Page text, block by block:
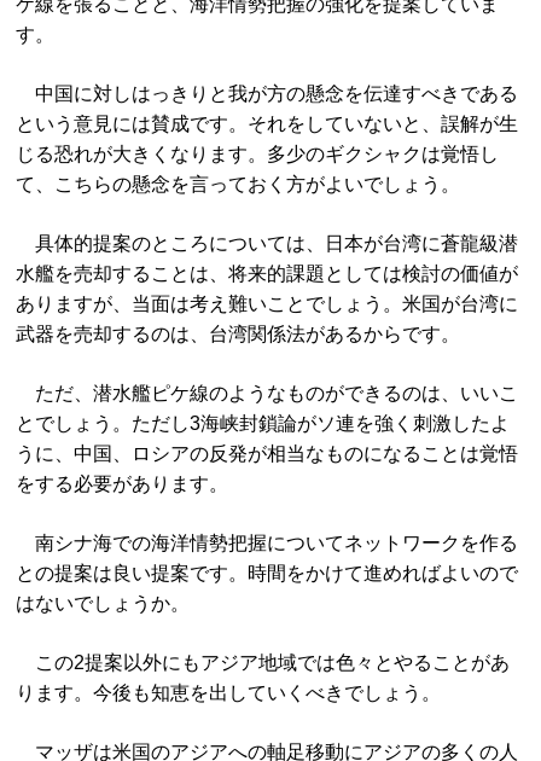
ケ線を張ることと、海洋情勢把握の強化を提案していま
す。
中国に対しはっきりと我が方の懸念を伝達すべきである
という意見には賛成です。それをしていないと、誤解が生
じる恐れが大きくなります。多少のギクシャクは覚悟し
て、こちらの懸念を言っておく方がよいでしょう。
具体的提案のところについては、日本が台湾に蒼龍級潜
水艦を売却することは、将来的課題としては検討の価値が
ありますが、当面は考え難いことでしょう。米国が台湾に
武器を売却するのは、台湾関係法があるからです。
ただ、潜水艦ピケ線のようなものができるのは、いいこ
とでしょう。ただし3海峡封鎖論がソ連を強く刺激したよ
うに、中国、ロシアの反発が相当なものになることは覚悟
をする必要があります。
南シナ海での海洋情勢把握についてネットワークを作る
との提案は良い提案です。時間をかけて進めればよいので
はないでしょうか。
この2提案以外にもアジア地域では色々とやることがあ
ります。今後も知恵を出していくべきでしょう。
マッザは米国のアジアへの軸足移動にアジアの多くの人